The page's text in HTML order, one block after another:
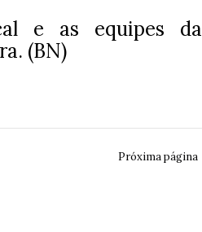
e as equipes da
(BN)
Próxima página